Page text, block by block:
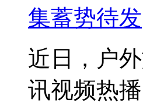
集蓄势待发
近日，户
讯视频热